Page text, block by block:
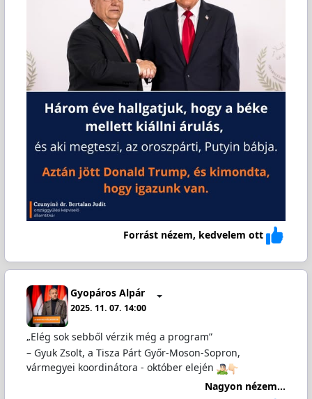
Forrást nézem, kedvelem ott
Gyopáros Alpár
2025. 11. 07. 14:00
„Elég sok sebből vérzik még a program”
– Gyuk Zsolt, a Tisza Párt Győr-Moson-Sopron,
vármegyei koordinátora - október elején
Nagyon nézem...